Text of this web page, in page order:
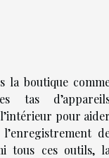
la boutique
tas
pour aider
tous ces outils,